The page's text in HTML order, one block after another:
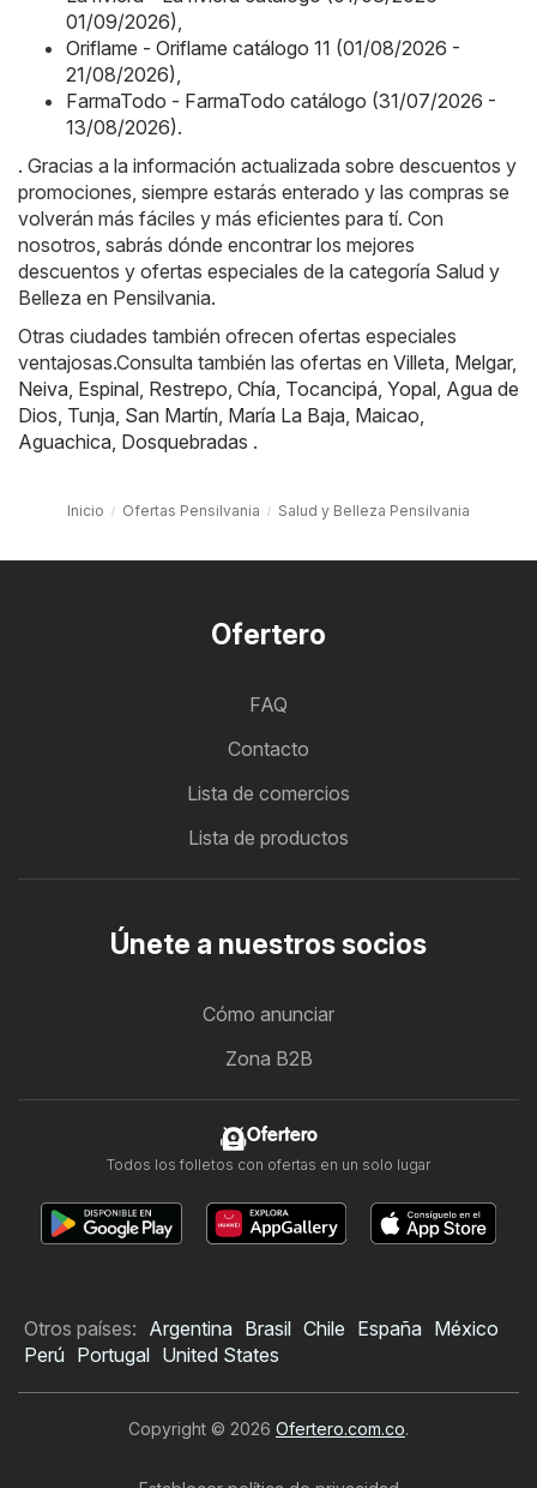
01/09/2026)
Oriflame - Oriflame catálogo 11 (01/08/2026 -
21/08/2026)
FarmaTodo - FarmaTodo catálogo (31/07/2026 -
13/08/2026).
. Gracias a la información actualizada sobre descuentos y
promociones, siempre estarás enterado y las compras se
volverán más fáciles y más eficientes para tí. Con
nosotros, sabrás dónde encontrar los mejores
descuentos y ofertas especiales de la categoría Salud y
Belleza en Pensilvania.
Otras ciudades también ofrecen ofertas especiales
ventajosas.Consulta también las ofertas en Villeta Melgar,
Neiva Espinal Restrepo Chía Tocancipá Yopal Agua de
Dios Tunja San Martín María La Baja Maicao
Aguachica Dosquebradas .
Inicio Ofertas Pensilvania Salud y Belleza Pensilvania
Ofertero
FAQ
Contacto
Lista de comercios
Lista de productos
Únete a nuestros socios
Cómo anunciar
Zona B2B
Ofertero
Todos los folletos con ofertas en un solo lugar
Otros países: Argentina Brasil Chile España México
Perú Portugal United States
Copyright © 2026 Ofertero.com.co.